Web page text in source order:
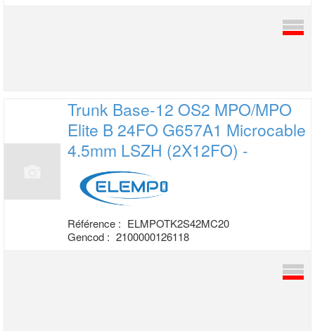
Trunk Base-12 OS2 MPO/MPO
Elite B 24FO G657A1 Microcable
4.5mm LSZH (2X12FO) -
Référence : ELMPOTK2S42MC20
Gencod : 2100000126118